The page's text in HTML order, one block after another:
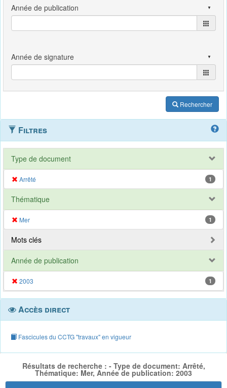
Rechercher
Filtres
Type de document
Arrêté 1
Thématique
Mer 1
Mots clés
Année de publication
2003 1
Accès direct
Fascicules du CCTG "travaux" en vigueur
Résultats de recherche : - Type de document: Arrêté,
Thématique: Mer, Année de publication: 2003